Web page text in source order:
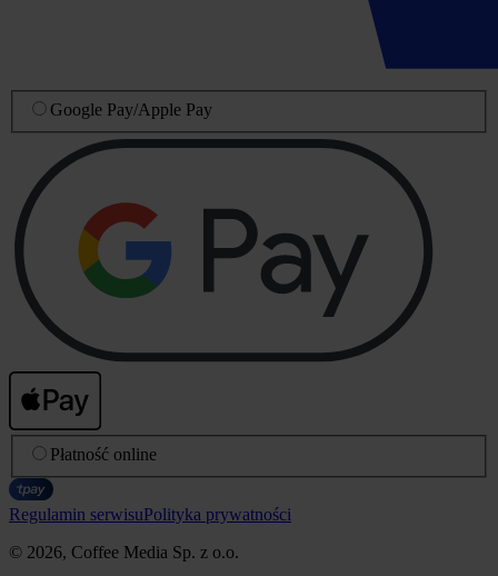
Google Pay/Apple Pay
Płatność online
Regulamin serwisuPolityka prywatności
© 2026, Coffee Media Sp. z o.o.